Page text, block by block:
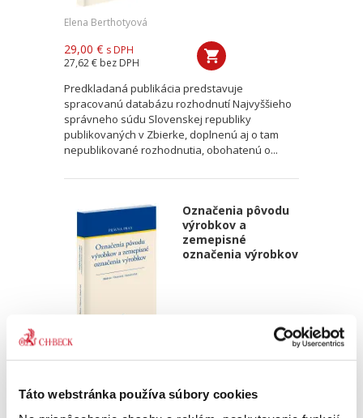
Táto webstránka používa súbory cookies
Elena Berthotyová
29,00 € s DPH
27,62 € bez DPH
Predkladaná publikácia predstavuje
spracovanú databázu rozhodnutí Najvyššieho
správneho súdu Slovenskej republiky
publikovaných v Zbierke, doplnenú aj o tam
nepublikované rozhodnutia, obohatenú o...
Označenia pôvodu
výrobkov a
zemepisné
označenia výrobkov
26,67 €bez DPH